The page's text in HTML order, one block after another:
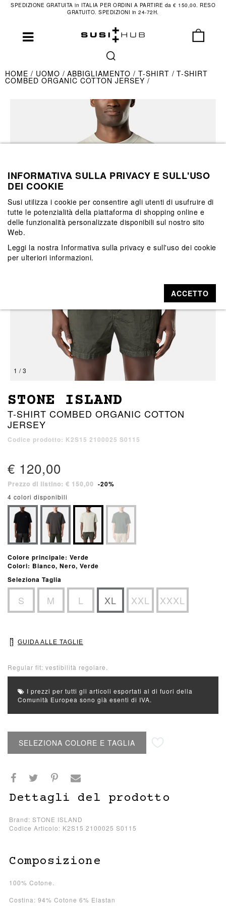
SPEDIZIONE GRATUITA in ITALIA PER ORDINI A PARTIRE da € 150,00. RESO
GRATUITO. SPEDIZIONI in 24-72H.
HOME UOMO ABBIGLIAMENTO T-SHIRT T-SHIRT
COMBED ORGANIC COTTON JERSEY
1 / 3
STONE ISLAND
T-SHIRT COMBED ORGANIC COTTON
JERSEY
Codice prodotto: K2S15 2100025 S0115
€ 120,00
Prezzo di listino: € 150,00 -20%
4 colori disponibili
Colore principale: Verde
Colori: Bianco, Nero, Verde
Seleziona Taglia
S M L XL XXL XXXL
GUIDA ALLE TAGLIE
Regular fit: vestibilità regolare.
I prezzi per tutti gli articoli esportati al di fuori della
Comunità Europea sono già esenti di IVA.
SELEZIONA COLORE E TAGLIA
Dettagli del prodotto
Brand: STONE ISLAND
Codice Articolo: K2S15 2100025 S0115
Composizione
100% Cotone.
Costina: 94% Cotone 6% Elastan
INFORMATIVA SULLA PRIVACY E SULL'USO
DEI COOKIE
Susi utilizza i cookie per consentire agli utenti di usufruire di
tutte le potenzialità della piattaforma di shopping online e
delle funzionalità personalizzate disponibili sul nostro sito
Web.
Leggi la nostra Informativa sulla privacy e sull'uso dei cookie
per ulteriori informazioni.
ACCETTO